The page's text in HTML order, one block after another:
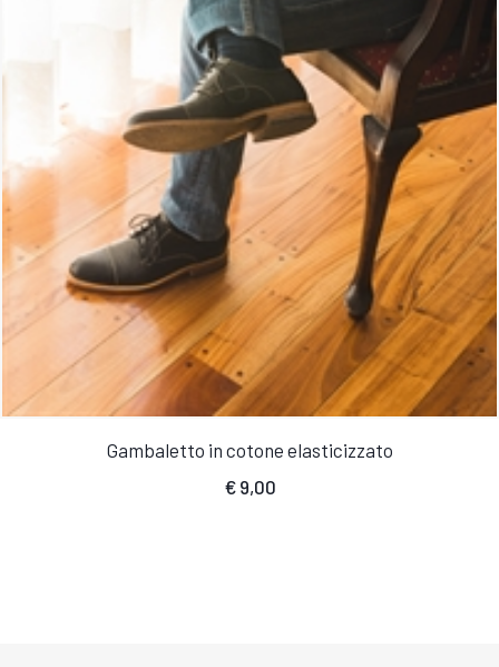
Gambaletto in cotone elasticizzato
€9,00